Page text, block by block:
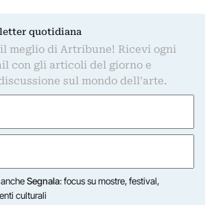
quotidiana
meglio di Artribune! Ricevi ogni
con gli articoli del giorno e
sul mondo dell'arte.
ancheSegnala: focus su mostre, festival,
culturali